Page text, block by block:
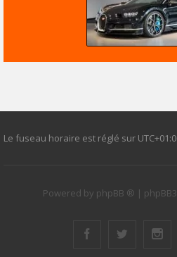
Le fuseau horaire est réglé sur
Powered by phpBB ® |